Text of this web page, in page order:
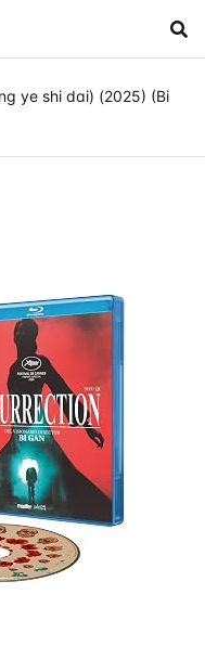
ye shi dai) (2025) (Bi